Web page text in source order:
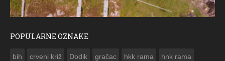
POPULARNE OZNAKE
bih crveni križ Dodik gračac hkk rama hnk rama